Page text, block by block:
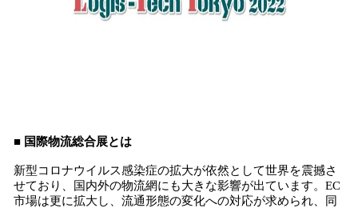
■ 国際物流総合展とは
新型コロナウイルス感染症の拡大が依然として世界を震撼さ
せており、国内外の物流網にも大きな影響が出ています。EC
市場は更に拡大し、流通形態の変化への対応が求められ、同